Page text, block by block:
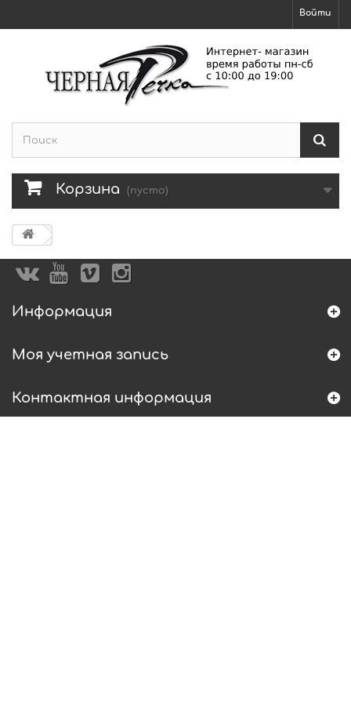
Войти
Корзина (пусто)
Информация
Моя учетная запись
Контактная информация